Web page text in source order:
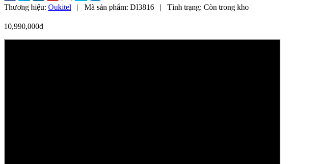
Thương hiệu: Oukitel | Mã sản phẩm: DI3816 | Tình trạng: Còn trong kho
10,990,000đ